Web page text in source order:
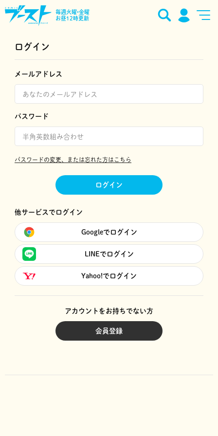
毎週火曜•金曜
お昼12時更新
ログイン
メールアドレス
パスワード
パスワードの変更、または忘れた方はこちら
ログイン
他サービスでログイン
Googleでログイン
LINEでログイン
Yahoo!でログイン
アカウントをお持ちでない方
会員登録